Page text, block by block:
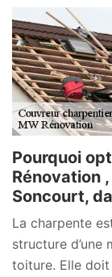
Pourquoi
Rénovation
Soncourt,
La charpente
structure d’une
toiture. Elle